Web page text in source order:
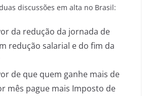
discussões em alta no Brasil:
da redução da jornada de
redução salarial e do fim da
de que quem ganhe mais de
mês pague mais Imposto de